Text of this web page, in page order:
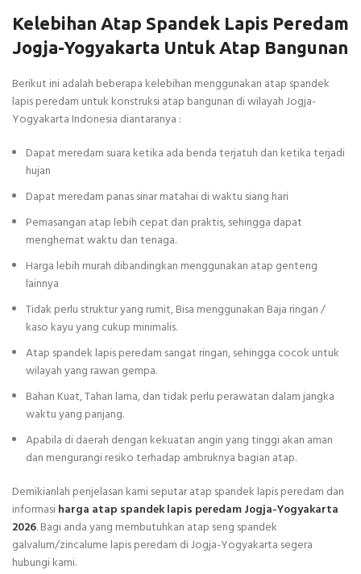
Kelebihan Atap Spandek Lapis Peredam
Jogja-Yogyakarta Untuk Atap Bangunan
Berikut ini adalah beberapa kelebihan menggunakan atap spandek
lapis peredam untuk konstruksi atap bangunan di wilayah Jogja-
Yogyakarta Indonesia diantaranya :
Dapat meredam suara ketika ada benda terjatuh dan ketika terjadi
hujan
Dapat meredam panas sinar matahai di waktu siang hari
Pemasangan atap lebih cepat dan praktis, sehingga dapat
menghemat waktu dan tenaga.
Harga lebih murah dibandingkan menggunakan atap genteng
lainnya
Tidak perlu struktur yang rumit, Bisa menggunakan Baja ringan /
kaso kayu yang cukup minimalis.
Atap spandek lapis peredam sangat ringan, sehingga cocok untuk
wilayah yang rawan gempa.
Bahan Kuat, Tahan lama, dan tidak perlu perawatan dalam jangka
waktu yang panjang.
Apabila di daerah dengan kekuatan angin yang tinggi akan aman
dan mengurangi resiko terhadap ambruknya bagian atap.
Demikianlah penjelasan kami seputar atap spandek lapis peredam dan
informasiharga atap spandek lapis peredam Jogja-Yogyakarta
2026. Bagi anda yang membutuhkan atap seng spandek
galvalum/zincalume lapis peredam di Jogja-Yogyakarta segera
hubungi kami.